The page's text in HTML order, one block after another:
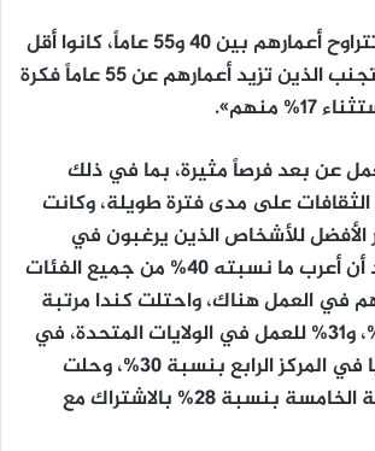
وتابع: «أما الذين تتراوح أعمارهم بين 40 و55 عاماً، كانوا أقل
حرصاً، في حين يتجنب الذين تزيد أعمارهم عن 55 عاماً فكرة
منهم».
عن بعد فرصاً مثيرة، بما في ذلك
على مدى فترة طويلة، وكانت
الأفضل للأشخاص الذين يرغبون في
العمل بالخارج بعد أن أعرب ما نسبته 40% من جميع الفئات
في العمل هناك، واحتلت كندا مرتبة
عالية بنسبة 33%، و31% للعمل في الولايات المتحدة، في
حين حلت أستراليا في المركز الرابع بنسبة 30%، وحلت
إيطاليا في المرتبة الخامسة بنسبة 28% بالاشتراك مع